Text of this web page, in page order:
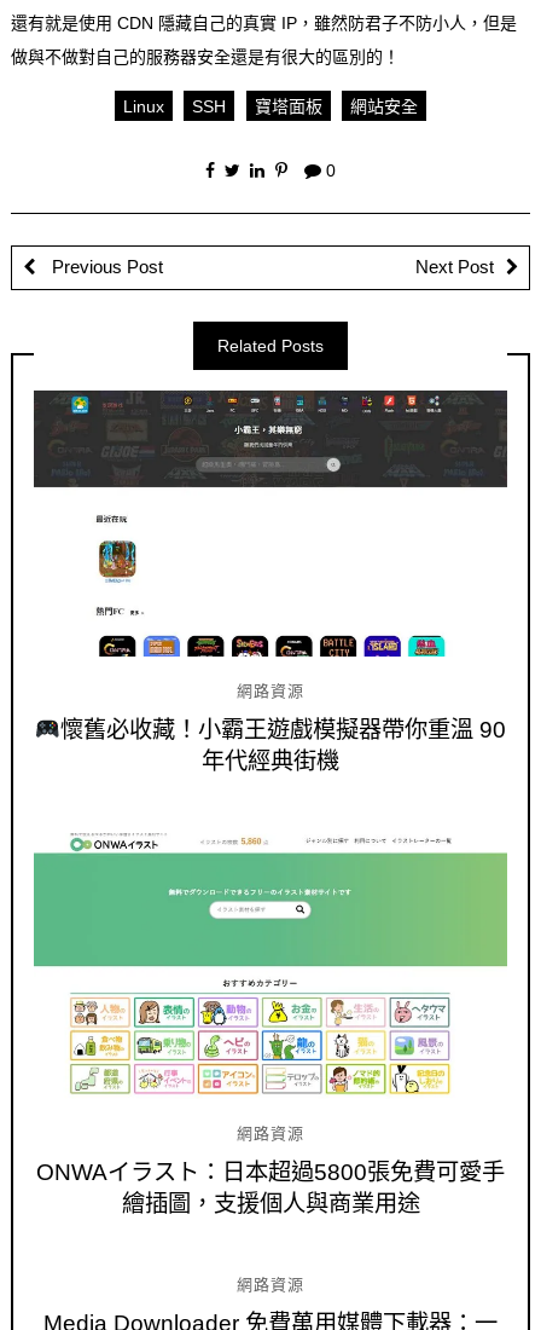
還有就是使用 CDN 隱藏自己的真實 IP，雖然防君子不防小人，但是
做與不做對自己的服務器安全還是有很大的區別的！
Linux SSH 寶塔面板 網站安全
0
Previous Post Next Post
Related Posts
網路資源
懷舊必收藏！小霸王遊戲模擬器帶你重溫 90
年代經典街機
網路資源
ONWAイラスト：日本超過5800張免費可愛手
繪插圖，支援個人與商業用途
網路資源
Media Downloader 免費萬用媒體下載器：一